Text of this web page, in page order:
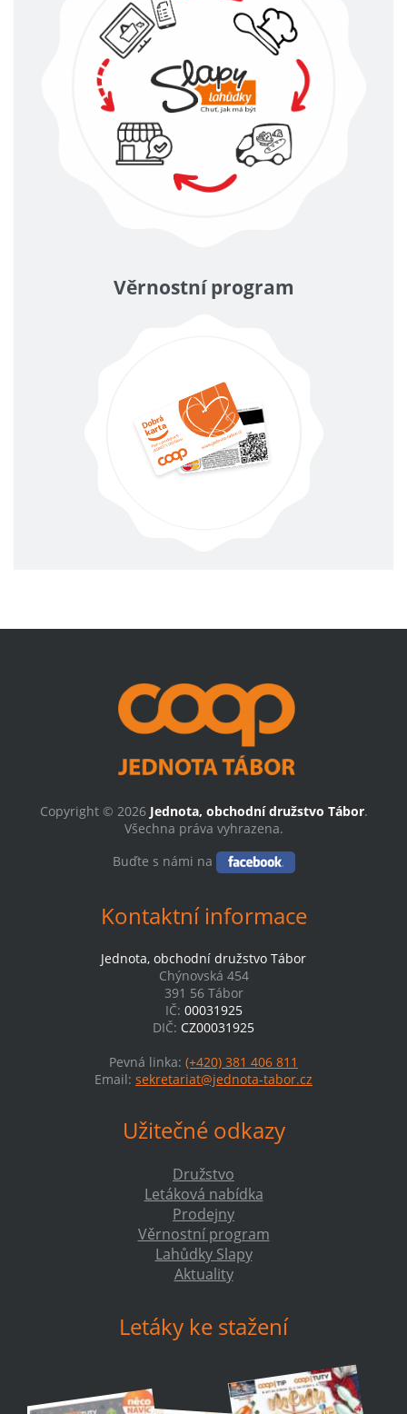
Věrnostní program
Copyright © 2026 Jednota, obchodní družstvo Tábor.
Všechna práva vyhrazena.
Buďte s námi na
Kontaktní informace
Jednota, obchodní družstvo Tábor
Chýnovská 454
391 56 Tábor
IČ: 00031925
DIČ: CZ00031925
Pevná linka: (+420) 381 406 811
Email: sekretariat@jednota-tabor.cz
Užitečné odkazy
Družstvo
Letáková nabídka
Prodejny
Věrnostní program
Lahůdky Slapy
Aktuality
Letáky ke stažení